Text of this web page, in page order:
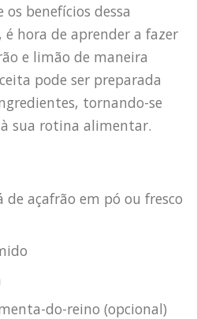
os benefícios dessa
hora de aprender a fazer
e limão de maneira
pode ser preparada
tornando-se
sua rotina alimentar.
de açafrão em pó ou fresco
do-reino (opcional)